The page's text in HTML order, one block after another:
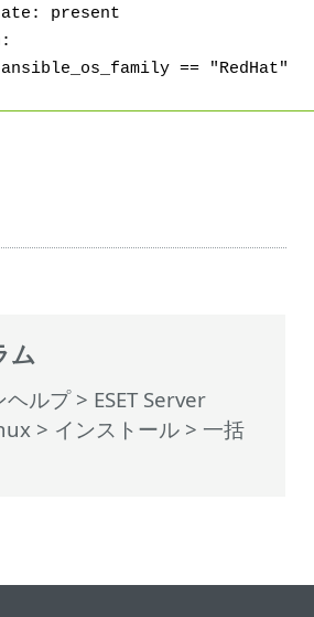
ム
ヘルプ> ESET Server
> インストール > 一括
== "RedHat"